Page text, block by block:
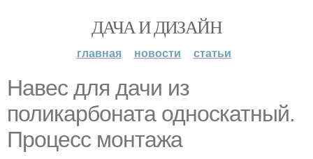
ДАЧА И ДИЗАЙН
главная новости статьи
Навес для дачи из
поликарбоната односкатный.
Процесс монтажа